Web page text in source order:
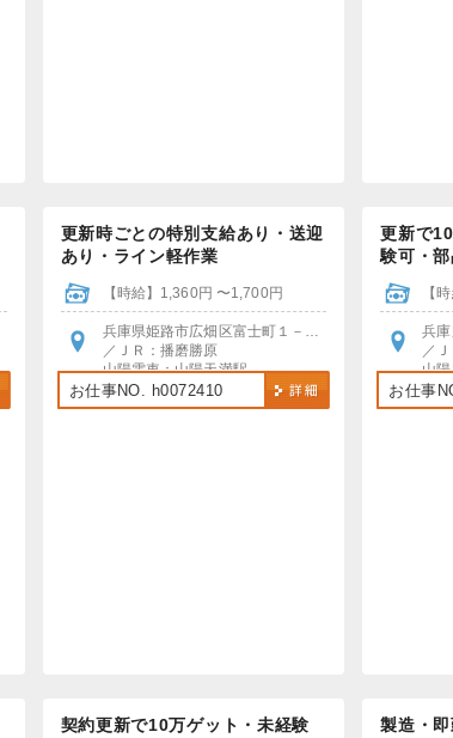
更新時ごとの特別支給あり・送迎
あり・ライン軽作業
【時給】1,360円 〜1,700円
兵庫県姫路市広畑区富士町１－４０
／ＪＲ：播磨勝原
山陽電車：山陽天満駅
各駅から無料送迎あり
バイク・自転車通勤OK・車通勤ご相談ください
お仕事NO. h0072410
更新で
験可・
【
／
山
＊各
＊
お仕事
契約更新で10万ゲット・未経験
製造・